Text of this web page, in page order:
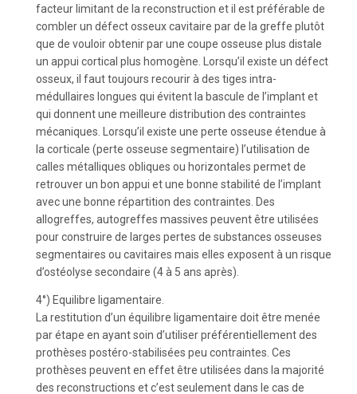
facteur limitant de la reconstruction et il est préférable de
combler un défect osseux cavitaire par de la greffe plutôt
que de vouloir obtenir par une coupe osseuse plus distale
un appui cortical plus homogène. Lorsqu’il existe un défect
osseux, il faut toujours recourir à des tiges intra-
médullaires longues qui évitent la bascule de l’implant et
qui donnent une meilleure distribution des contraintes
mécaniques. Lorsqu’il existe une perte osseuse étendue à
la corticale (perte osseuse segmentaire) l’utilisation de
calles métalliques obliques ou horizontales permet de
retrouver un bon appui et une bonne stabilité de l’implant
avec une bonne répartition des contraintes. Des
allogreffes, autogreffes massives peuvent être utilisées
pour construire de larges pertes de substances osseuses
segmentaires ou cavitaires mais elles exposent à un risque
d’ostéolyse secondaire (4 à 5 ans après).
4°) Equilibre ligamentaire.
La restitution d’un équilibre ligamentaire doit être menée
par étape en ayant soin d’utiliser préférentiellement des
prothèses postéro-stabilisées peu contraintes. Ces
prothèses peuvent en effet être utilisées dans la majorité
des reconstructions et c’est seulement dans le cas de